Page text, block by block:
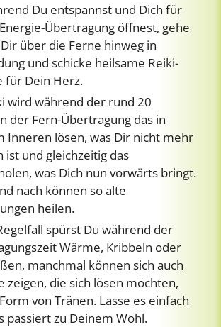
Du entspannst und Dich für
Übertragung öffnest, gehe
über die Ferne hinweg in
und schicke heilsame Reiki-
für Dein Herz.
wird während der rund 20
der Fern-Übertragung das in
Inneren lösen, was Dir nicht mehr
ist und gleichzeitig das
was Dich nun vorwärts bringt.
nach können so alte
heilen.
spürst Du während der
Wärme, Kribbeln oder
manchmal können sich auch
zeigen, die sich lösen möchten,
von Tränen. Lasse es einfach
passiert zu Deinem Wohl.